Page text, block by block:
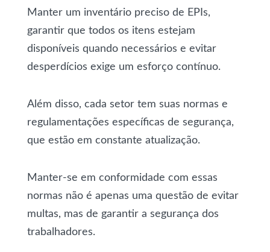
Manter um inventário preciso de EPIs,
garantir que todos os itens estejam
disponíveis quando necessários e evitar
desperdícios exige um esforço contínuo.
Além disso, cada setor tem suas normas e
regulamentações específicas de segurança,
que estão em constante atualização.
Manter-se em conformidade com essas
normas não é apenas uma questão de evitar
multas, mas de garantir a segurança dos
trabalhadores.